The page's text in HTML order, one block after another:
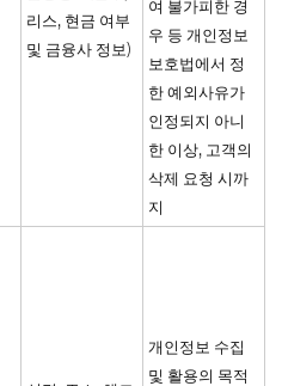
리스, 현금 여부
및 금융사 정보)
여 불가피한 경
우 등 개인정보
보호법에서 정
한 예외사유가
인정되지 아니
한 이상, 고객의
삭제 요청 시까
지
개인정보 수집
및 활용의 목적